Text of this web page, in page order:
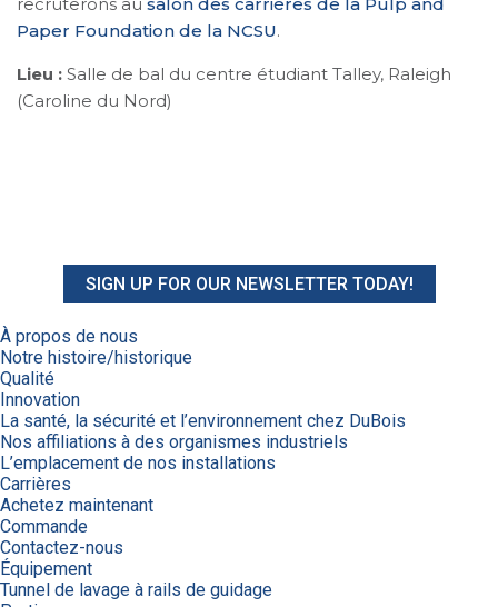
Paper Foundation de la NCSU.
Lieu : Salle de bal du centre étudiant Talley, Raleigh
(Caroline du Nord)
SIGN UP FOR OUR NEWSLETTER TODAY!
À propos de nous
Notre histoire/historique
Qualité
Innovation
La santé, la sécurité et l’environnement chez DuBois
Nos affiliations à des organismes industriels
L’emplacement de nos installations
Carrières
Achetez maintenant
Commande
Contactez-nous
Équipement
Tunnel de lavage à rails de guidage